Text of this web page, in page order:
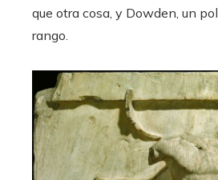
que otra cosa, y Dowden, un
rango.